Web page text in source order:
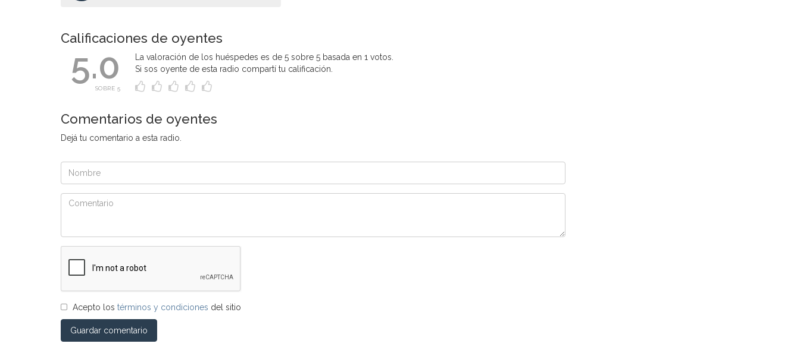
Calificaciones de oyentes
5.0
SOBRE 5
La valoración de los huéspedes es de 5 sobre 5 basada en 1 votos.
Si sos oyente de esta radio compartí tu calificación.
Comentarios de oyentes
Dejá tu comentario a esta radio.
Acepto los términos y condiciones del sitio
Guardar comentario